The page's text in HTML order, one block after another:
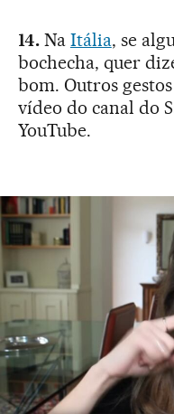
14.Na Itália, se
bochecha, quer
bom. Outros
vídeo do canal do
YouTube.